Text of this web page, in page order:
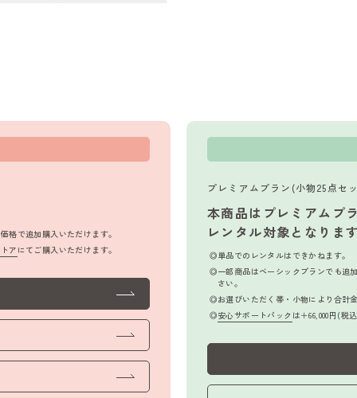
プレミアムプラン(小物25点セ
本商品はプレミアムプ
レンタル対象となりま
単品でのレンタルはできかねます。
一部商品はベーシックプランでも追
さい。
お選びいただく帯・小物により合計
安心サポートパック は＋66,000円(税
格で追加購入いただけます。
ア にてご購入いただけます。